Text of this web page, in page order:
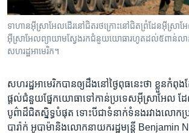
ទៅ​
កាន់​
បណ្តាញ​សង្គម
ទាហាន​អ៊ីស្រាអែល​ដើរ​នៅ​ជិត​រថក្រោះនៅ​ជិត​ព្រំដែន​អ៊ីស្រា
អ៊ីស្រាអែលព្យាយាម​ស្វែង​រក​ជំនួយ​យោធា​រហូត​ដល់​៥ពាន់លា
សហរដ្ឋអាមេរិក។
សហរដ្ឋ​អាមេរិក​បាន​ឲ្យ​ដឹង​នៅ​ថ្ងៃ​ពុធ​នេះ​ថា ខ្លួន​កំ
ផ្តល់​ជំនួយ​ផ្នែក​យោធា​ទៅ​កាន់​ប្រទេស​អ៊ីស្រាអែល ដែ
បូព៌ា​ដ៏​ជិត​ស្និទ្ធ​បំផុត ទោះ​បី​ជា​ទំនាក់​ទំនង​រវាង​លោក​ប្
បារ៉ាក់ អូបាម៉ា​និង​លោក​នាយករដ្ឋមន្រ្តី ​Benjamin